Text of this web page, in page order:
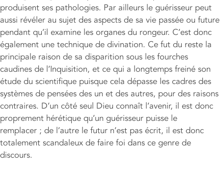
produisent ses pathologies. Par ailleurs le guérisseur peut
aussi révéler au sujet des aspects de sa vie passée ou future
pendant qu’il examine les organes du rongeur. C’est donc
également une technique de divination. Ce fut du reste la
principale raison de sa disparition sous les fourches
caudines de l’Inquisition, et ce qui a longtemps freiné son
étude du scientifique puisque cela dépasse les cadres des
systèmes de pensées des un et des autres, pour des raisons
contraires. D’un côté seul Dieu connaît l’avenir, il est donc
proprement hérétique qu’un guérisseur puisse le
remplacer ; de l’autre le futur n’est pas écrit, il est donc
totalement scandaleux de faire foi dans ce genre de
discours.